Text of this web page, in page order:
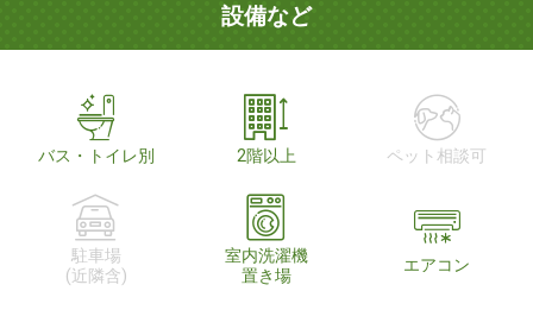
設備など
バス・トイレ別 2階以上 ペット相談可
駐車場
(近隣含)
室内洗濯機
置き場
エアコン